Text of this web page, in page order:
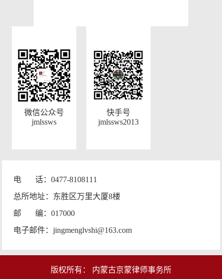
微信公众号
jmlssws
快手号
jmlssws2013
电 话：0477-8108111
总所地址：东胜区万里大厦8楼
邮 编：017000
电子邮件：jingmenglvshi@163.com
版权所有： 内蒙古京蒙律师事务所